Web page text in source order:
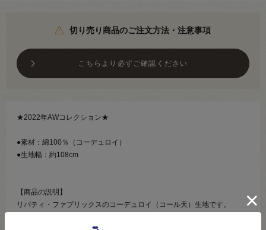
切り売り商品のご注文方法・注意事項
こちらより必ずご確認ください
★2022年AWコレクション★
●素材：綿100％（コーデュロイ）
●生地幅：約108cm
【商品の説明】
リバティ・ファブリックスのコーデュロイ（コール天）生地です。